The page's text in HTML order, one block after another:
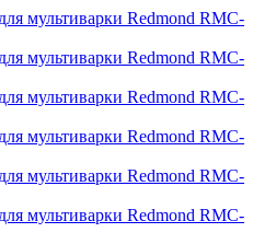
мультиварки Redmond RMC-
мультиварки Redmond RMC-
мультиварки Redmond RMC-
мультиварки Redmond RMC-
мультиварки Redmond RMC-
мультиварки Redmond RMC-